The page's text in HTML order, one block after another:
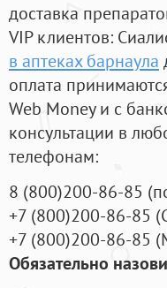
доставка
VIP клиентов:
в аптеках барнаула
оплата
Web Money и с
консультации в
телефонам:
8 (800)200-86-85 (
+7 (800)200-86-85 (
+7 (800)200-86-85 (
Обязательно